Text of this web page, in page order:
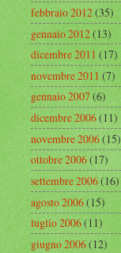
febbraio 2012(35)
gennaio 2012(13)
dicembre 2011(17)
novembre 2011(7)
gennaio 2007(6)
dicembre 2006(11)
novembre 2006(15)
ottobre 2006(17)
settembre 2006(16)
agosto 2006(15)
luglio 2006(11)
giugno 2006(12)